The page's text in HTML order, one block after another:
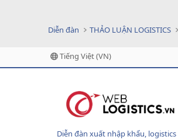
Diễn đàn THẢO LUẬN LOGISTICS
Tiếng Việt (VN)
Diễn đàn xuất nhập khẩu, logistics